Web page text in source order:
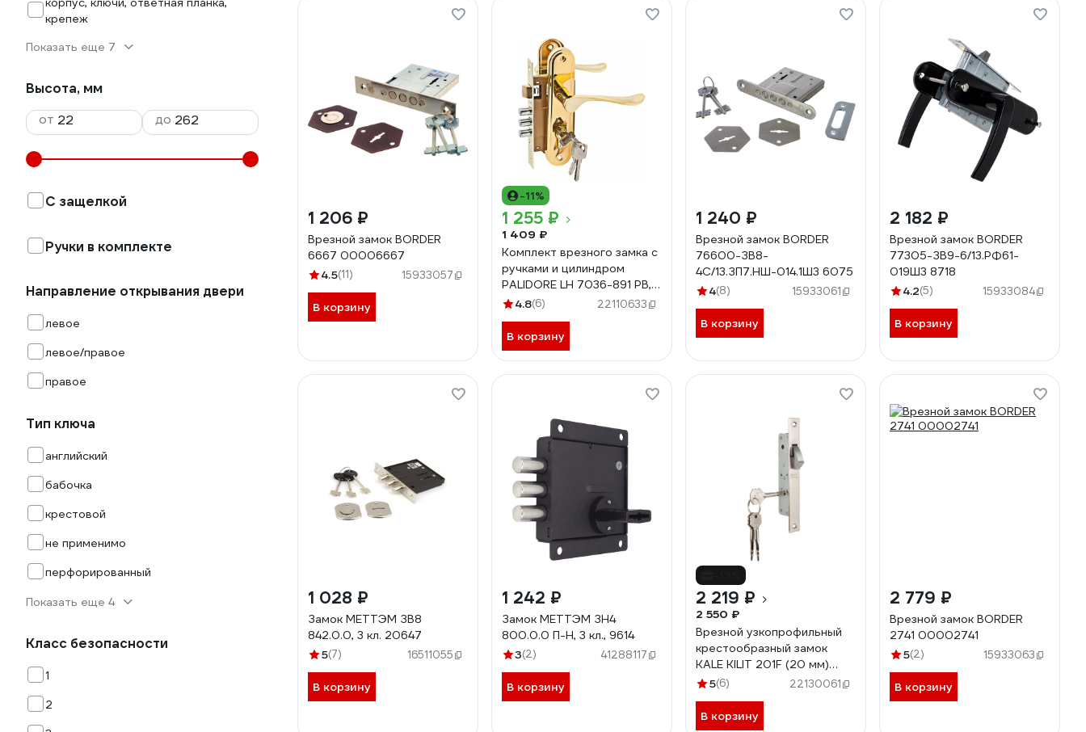
крепеж
Показать еще 7
Высота, мм
от
до
С защелкой
Ручки в комплекте
Направление открывания двери
левое
левое/правое
правое
Тип ключа
английский
бабочка
крестовой
не применимо
перфорированный
Показать еще 4
Класс безопасности
1
2
1 206 ₽
Врезной замок BORDER
6667 00006667
4.5(11) 15933057
В корзину
-11%
1 255 ₽
1 409 ₽
Комплект врезного замка с
ручками и цилиндром
PALIDORE LH 7036-891 PB,
золото 98760056
4.8(6) 22110633
В корзину
1 240 ₽
Врезной замок BORDER
76600-ЗВ8-
4С/13.ЗП7.НШ-014.1Ш3 6075
4(8) 15933061
В корзину
2 182 ₽
Врезной замок BORDER
77305-ЗВ9-6/13.РФ61-
019Ш3 8718
4.2(5) 15933084
В корзину
1 028 ₽
Замок МЕТТЭМ ЗВ8
842.0.0, 3 кл. 20647
5(7) 16511055
В корзину
1 242 ₽
Замок МЕТТЭМ ЗН4
800.0.0 П-Н, 3 кл., 9614
3(2) 41288117
В корзину
2 219 ₽
2 550 ₽
Врезной узкопрофильный
крестообразный замок
KALE KILIT 201F (20 мм)
никель, 3 ключа 8061
5(6) 22130061
В корзину
2 779 ₽
Врезной замок BORDER
2741 00002741
5(2) 15933063
В корзину